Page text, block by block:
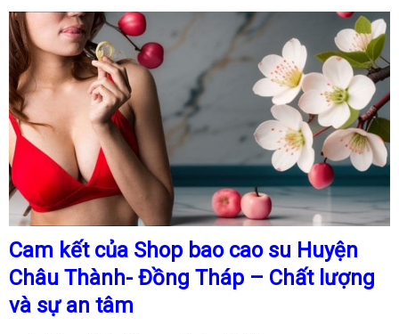
Cam kết của Shop bao cao su Huyện
Châu Thành- Đồng Tháp – Chất lượng
và sự an tâm